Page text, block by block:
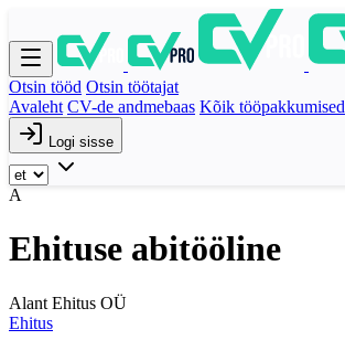
Otsin tööd Otsin töötajat
Avaleht CV-de andmebaas Kõik tööpakkumised
Logi sisse
A
Ehituse abitööline
Alant Ehitus OÜ
Ehitus